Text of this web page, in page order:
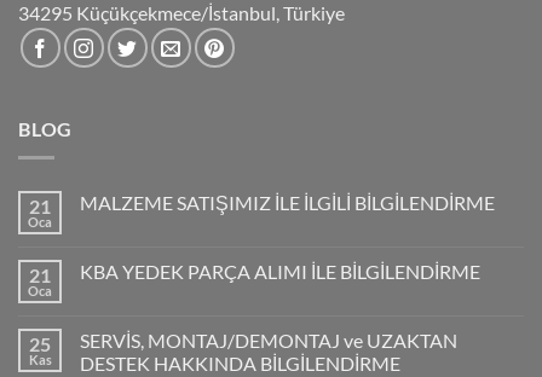
34295 Küçükçekmece/İstanbul, Türkiye
BLOG
21
Oca
MALZEME SATIŞIMIZ İLE İLGİLİ BİLGİLENDİRME
21
Oca
KBA YEDEK PARÇA ALIMI İLE BİLGİLENDİRME
25
Kas
SERVİS, MONTAJ/DEMONTAJ ve UZAKTAN
DESTEK HAKKINDA BİLGİLENDİRME